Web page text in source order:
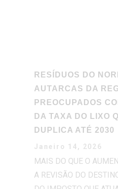
DA TAXA DO LIXO
Janeiro 14, 2026
MAIS DO QUE O
A REVISÃO DO
DO IMPOSTO QUE
DIRETAMENTE PARA A
PÚBLICA (70%) E SÓ
INVESTIR NOS